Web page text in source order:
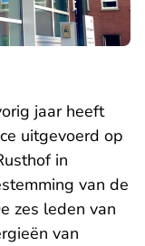
jaar heeft
uitgevoerd op
in
van de
zes leden van
van